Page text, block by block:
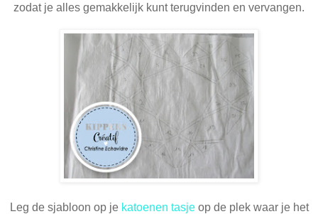
zodat je alles gemakkelijk kunt terugvinden en vervangen.
Leg de sjabloon op je katoenen tasjeop de plek waar je het